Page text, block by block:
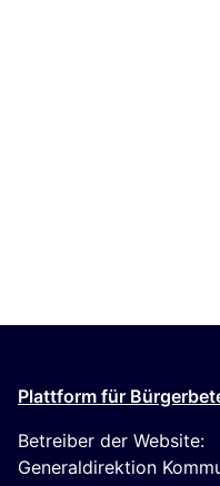
Plattform für
Betreiber der Website:
Generaldirektion